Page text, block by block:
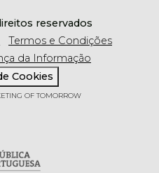
reservados
Termos e Condições
da Informação
Cookies
OF TOMORROW